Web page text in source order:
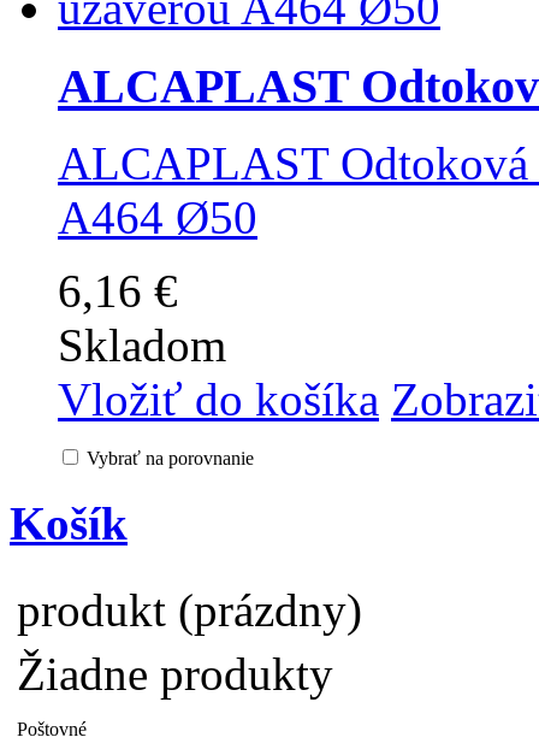
ALCAPLAST
ALCAPLAST Odtoková
A464 Ø50
6,16 €
Skladom
Vložiť do košíka
Vybrať na porovnanie
Košík
produkt (prázdny)
Žiadne produkty
Poštovné